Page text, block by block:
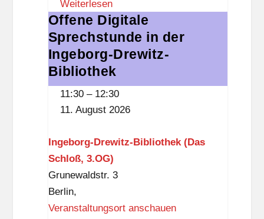
O
r
e
f
f
Weiterlesen
Offene
Digitale
Sprechstunde
in
der
Offene Digitale
Sprechstunde in der
Ingeborg-Drewitz-
Bibliothek
11:30 – 12:30
11. August 2026
Ingeborg-Drewitz-Bibliothek (Das
Schloß, 3.OG)
Grunewaldstr. 3
Berlin,
Veranstaltungsort anschauen